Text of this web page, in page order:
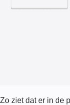
Zo ziet dat er in de